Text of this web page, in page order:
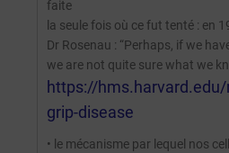
faite
la seule fois où ce fut tenté : en
Dr Rosenau : “Perhaps, if we
we are not quite sure what we
https://
grip-disease
• le mécanisme par lequel nos